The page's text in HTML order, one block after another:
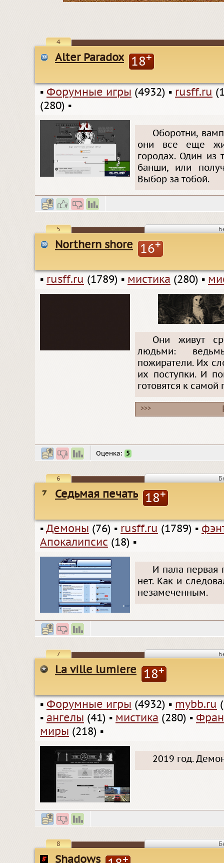
4
Alter Paradox 18+
▪ Форумные игры (4932) ▪ rusff.ru
(280) ▪
Оборотни,
они все еще
городах. Один из
банши, или
Выбор за тобой.
5
Northern shore 16+
▪ rusff.ru (1789) ▪ мистика (280) ▪
Они живут
людьми:
пожиратели. Их
их поступки. И
готовятся к самой
>>>
Оценка: 5
6
Седьмая печать 18+
▪ Демоны (76) ▪ rusff.ru (1789) ▪
Апокалипсис (18) ▪
И пала первая
нет. Как и
незамеченным.
7
La ville lumiere 18+
▪ Форумные игры (4932) ▪ mybb.ru
▪ ангелы (41) ▪ мистика (280) ▪
миры (218) ▪
2019 год.
8
Shadows +